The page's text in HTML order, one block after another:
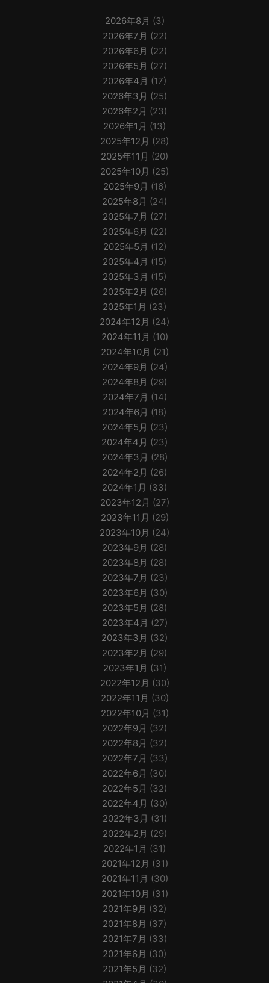
2026年8月 (3)
2026年7月 (22)
2026年6月 (22)
2026年5月 (27)
2026年4月 (17)
2026年3月 (25)
2026年2月 (23)
2026年1月 (13)
2025年12月 (28)
2025年11月 (20)
2025年10月 (25)
2025年9月 (16)
2025年8月 (24)
2025年7月 (27)
2025年6月 (22)
2025年5月 (12)
2025年4月 (15)
2025年3月 (15)
2025年2月 (26)
2025年1月 (23)
2024年12月 (24)
2024年11月 (10)
2024年10月 (21)
2024年9月 (24)
2024年8月 (29)
2024年7月 (14)
2024年6月 (18)
2024年5月 (23)
2024年4月 (23)
2024年3月 (28)
2024年2月 (26)
2024年1月 (33)
2023年12月 (27)
2023年11月 (29)
2023年10月 (24)
2023年9月 (28)
2023年8月 (28)
2023年7月 (23)
2023年6月 (30)
2023年5月 (28)
2023年4月 (27)
2023年3月 (32)
2023年2月 (29)
2023年1月 (31)
2022年12月 (30)
2022年11月 (30)
2022年10月 (31)
2022年9月 (32)
2022年8月 (32)
2022年7月 (33)
2022年6月 (30)
2022年5月 (32)
2022年4月 (30)
2022年3月 (31)
2022年2月 (29)
2022年1月 (31)
2021年12月 (31)
2021年11月 (30)
2021年10月 (31)
2021年9月 (32)
2021年8月 (37)
2021年7月 (33)
2021年6月 (30)
2021年5月 (32)